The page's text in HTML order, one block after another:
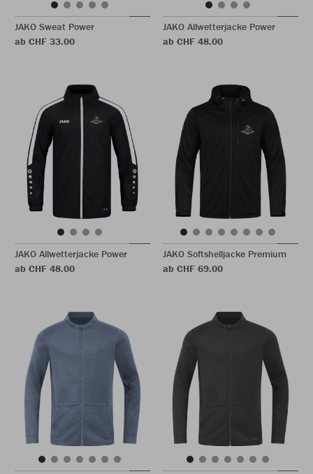
JAKO Sweat Power
ab CHF 33.00
JAKO Allwetterjacke Power
ab CHF 48.00
JAKO Allwetterjacke Power
ab CHF 48.00
JAKO Softshelljacke Premium
ab CHF 69.00